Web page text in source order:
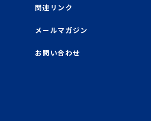
関連リンク
メールマガジン
お問い合わせ